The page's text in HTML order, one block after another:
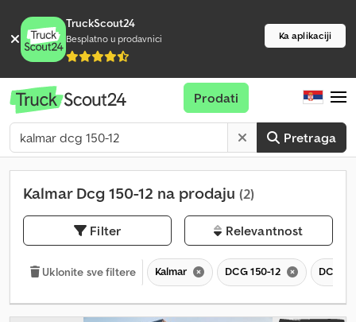
TruckScout24
Besplatno u prodavnici Ka aplikaciji
Pretraga
Prodati
Kalmar Dcg 150-12 na prodaju (2)
Filter Relevantnost
Uklonite sve filtere Kalmar DCG 150-12 DCG